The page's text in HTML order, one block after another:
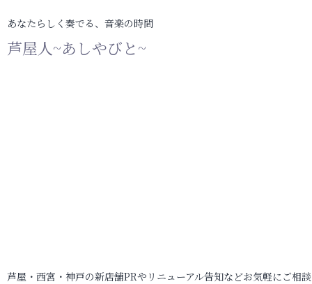
あなたらしく奏でる、音楽の時間
芦屋人~あしやびと~
芦屋・西宮・神戸の新店舗PRやリニューアル告知などお気軽にご相